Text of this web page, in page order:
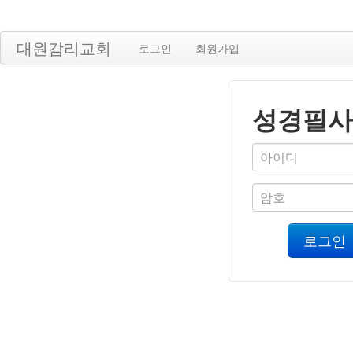
대원감리교회 로그인 회원가입
성경필